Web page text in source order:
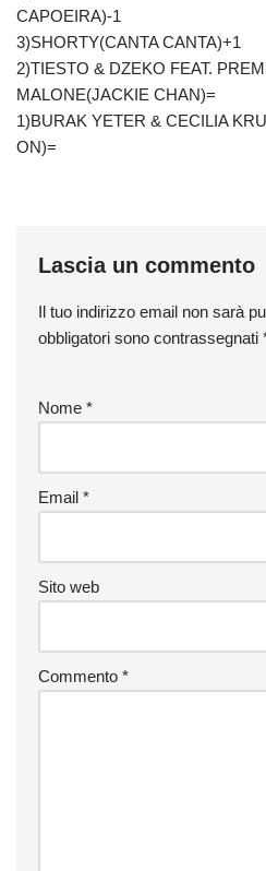
CAPOEIRA)-1
3)SHORTY(CANTA CANTA)+1
2)TIESTO & DZEKO FEAT.
MALONE(JACKIE CHAN)=
1)BURAK YETER & CECILIA
ON)=
Lascia un commento
Il tuo indirizzo email non sarà
obbligatori sono contrassegnati
Nome *
Email *
Sito web
Commento *